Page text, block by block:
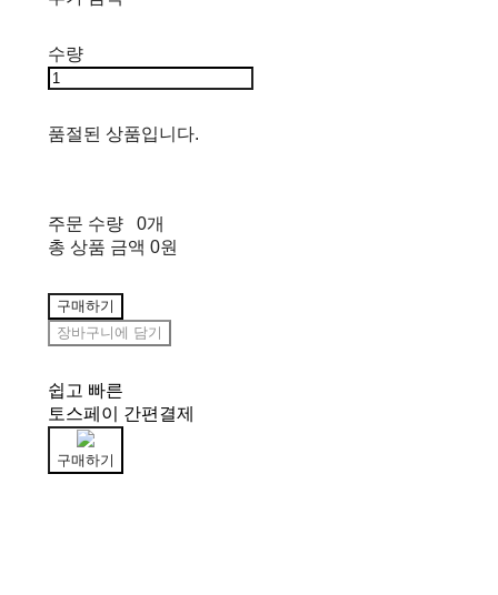
수량
품절된 상품입니다.
주문 수량
0개
총 상품 금액 0원
구매하기
장바구니에 담기
쉽고 빠른
토스페이 간편결제
구매하기